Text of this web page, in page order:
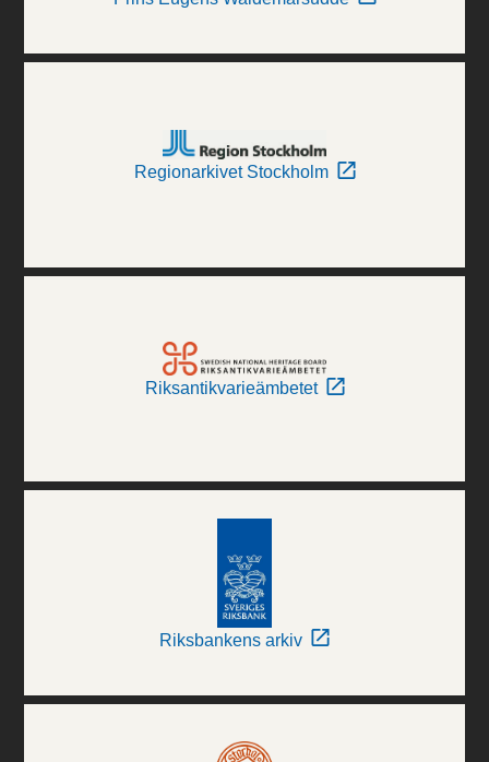
Regionarkivet Stockholm
Riksantikvarieämbetet
Riksbankens arkiv